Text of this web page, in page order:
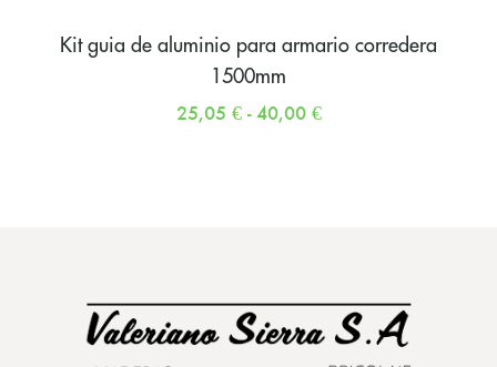
Kit guia de aluminio para armario corredera
1500mm
25,05 € - 40,00 €